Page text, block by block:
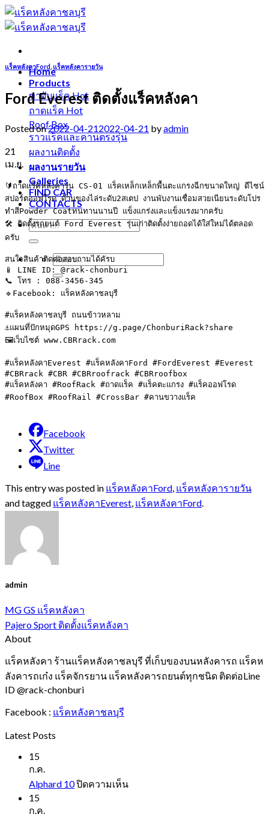
Skip
to
content
Home
Products
ขาจับแร็ค
ถาดแร็ค
Roof Box
ราวแร็คและคานตรงรุ่น
ผลงานติดตั้ง
ผลงานรายวัน
Galleries
FIND CAR
CONTACTS
แร็คหลังคาFord แร็คหลังคารายวัน
Ford Everest ติดตั้งแร็คหลังคา
Posted on2022-04-212022-04-21 byadmin
21
เม.ย.
🔰ถาดแร็คหลังคารุ่น CS-01 แร็คเหล็กเหล็กพื้นตะแกรงฉีกขนาดใหญ่ ดีไซน์
สปอร์ตออฟโรด ด้านของไล่ระดับ2สเตป งานพับงานเชื่อมสวยเนียนระดับโปร
ทำสีPowder Coatทนทานนานปี แข็งแกร่งและแข็งแรงมากครับ
🛠 ติดตั้งรถยนต์ Ford Everest รุ่นเก่าติดตั้งง่ายถอดได้ใส่ใหม่ได้ตลอด
ครับ
สนใจสินค้าติดต่อสอบถามได้คัรบ
📱 LINE ID: @rack-chonburi
📞 โทร : 088-3456-345
🔹Facebook: แร็คหลังคาชลบุรี
#แร็คหลังคาชลบุรี ถนนข้าวหลาม
⚓️แผนที่ปักหมุดGPS https://g.page/ChonburiRack?share
🖼เว็บไซต์ www.CBRrack.com
#แร็คหลังคาEverest #แร็คหลังคาFord #FordEverest #Everest
#CBRrack #CBR #CBRroofrack #CBRroofbox
#แร็คหลังคา #RoofRack #ถาดแร็ค #แร็คตะแกรง #แร็คออฟโรด
#RoofBox #RoofRail #CrossBar #คานขวางแร็ค
Facebook
Twitter
Line
This entry was posted in แร็คหลังคาFord, แร็คหลังคารายวัน
and tagged แร็คหลังคาEverest, แร็คหลังคาFord.
admin
MG GS แร็คหลังคา
Pajero Sport ติดตั้งแร็คหลังคา
About
แร็คหลังคา ร้านแร็คหลังคาชลบุรี ที่เก็บของบนหลังคารถ แร็คห
ลังคารถเก๋ง แร็คจักรยาน แร็คหลังคารถยนต์ทุกชนิด ติดต่อLine
ID @rack-chonburi
Facebook : แร็คหลังคาชลบุรี
Latest Posts
15
ก.ค.
Alphard 10ปิดความเห็นบน
15
ก.ค.